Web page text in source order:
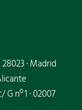
· Madrid
nº 1 · 02007